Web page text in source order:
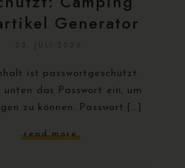
Generator
ist passwortgeschützt.
das Passwort ein, um
zu können. Passwort:[...]
read more